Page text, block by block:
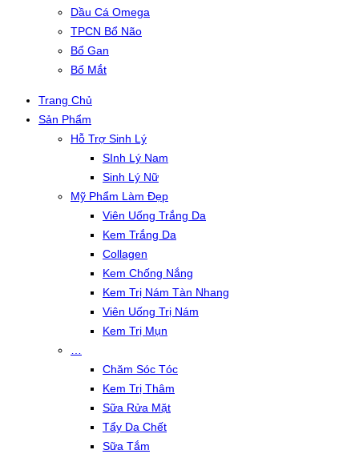
Dầu Cá Omega
TPCN Bổ Não
Bổ Gan
Bổ Mắt
Trang Chủ
Sản Phẩm
Hỗ Trợ Sinh Lý
SInh Lý Nam
Sinh Lý Nữ
Mỹ Phẩm Làm Đẹp
Viên Uống Trắng Da
Kem Trắng Da
Collagen
Kem Chống Nắng
Kem Trị Nám Tàn Nhang
Viên Uống Trị Nám
Kem Trị Mụn
Chăm Sóc Tóc
Kem Trị Thâm
Sữa Rửa Mặt
Tẩy Da Chết
Sữa Tắm